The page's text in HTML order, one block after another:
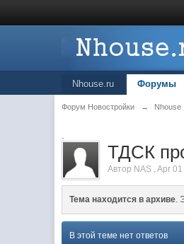
Nhouse.ru Форумы
Форум Новостройки → Nhouse
.
ТДСК
Автор NAS ,Apr
Тема находится в архиве.
В этой теме нет ответов